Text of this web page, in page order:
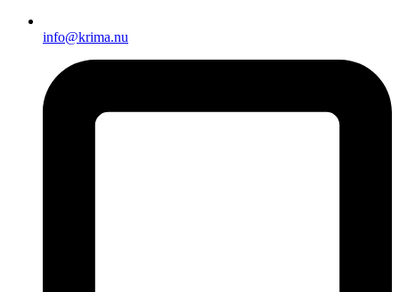
info@krima.nu